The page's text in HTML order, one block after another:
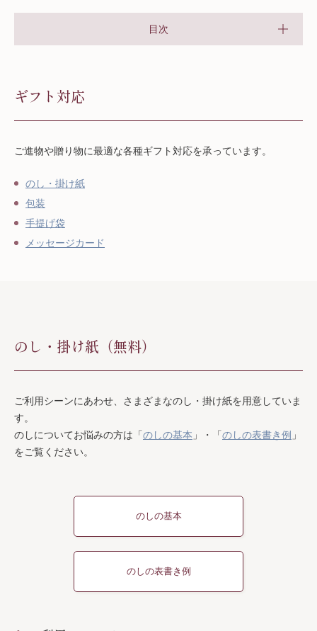
目次
ギフト対応
ご進物や贈り物に最適な各種ギフト対応を承っています。
のし・掛け紙
包装
手提げ袋
メッセージカード
のし・掛け紙（無料）
ご利用シーンにあわせ、さまざまなのし・掛け紙を用意していま
す。
のしについてお悩みの方は「のしの基本 」・「のしの表書き例 」
をご覧ください。
のしの基本
のしの表書き例